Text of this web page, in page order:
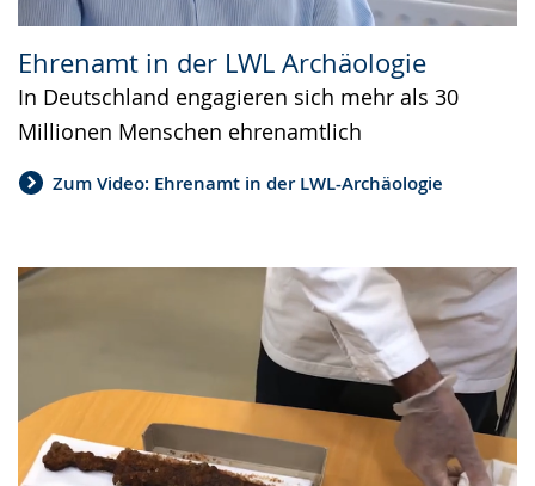
Ehrenamt in der LWL Archäologie
In Deutschland engagieren sich mehr als 30
Millionen Menschen ehrenamtlich
Zum Video: Ehrenamt in der LWL-Archäologie